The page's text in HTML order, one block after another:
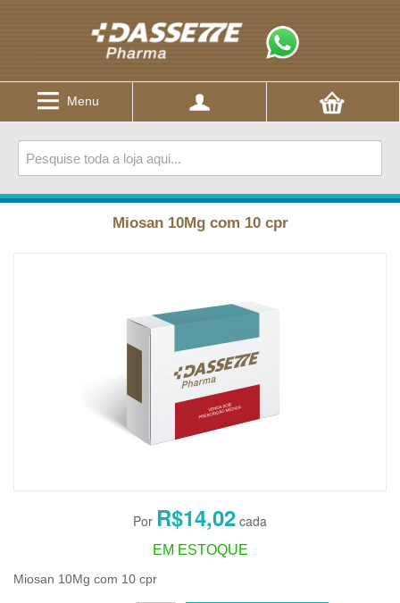
Menu
Miosan 10Mg com 10 cpr
R$14,02
EM ESTOQUE
Miosan 10Mg com 10 cpr